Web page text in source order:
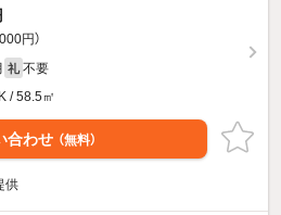
円）
礼 不要
/ 58.5㎡
合わせ （無料）
供